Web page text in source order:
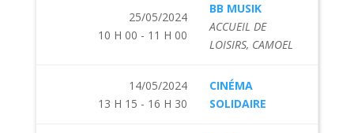
25/05/2024
10 H 00 - 11 H 00
BB MUSIK
ACCUEIL DE
LOISIRS, CAMOEL
14/05/2024
13 H 15 - 16 H 30
CINÉMA
SOLIDAIRE